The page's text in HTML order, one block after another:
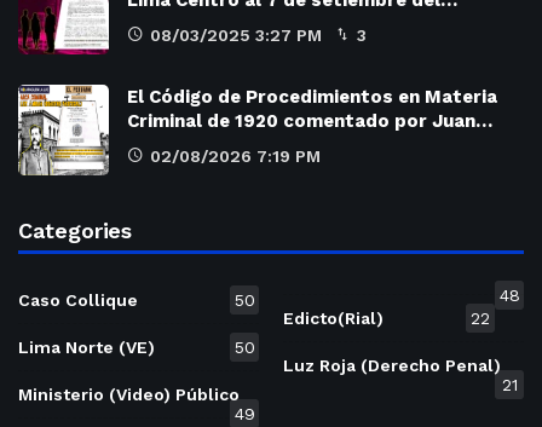
08/03/2025 3:27 PM 3
El Código de Procedimientos en Materia
Criminal de 1920 comentado por Juan…
02/08/2026 7:19 PM
Categories
Caso Collique 50
Lima Norte (VE) 50
Ministerio (Video) Público
49
48
Edicto(Rial)
22
Luz Roja (Derecho Penal)
21